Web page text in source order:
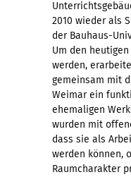
2010 wieder als
der Bauhaus-
Um den
werden,
gemeinsam mit
Weimar ein
ehemaligen
wurden mit
dass sie als
werden können,
Raumcharakter